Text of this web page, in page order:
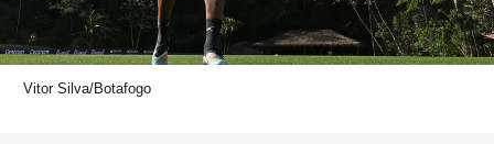
Vitor Silva/Botafogo